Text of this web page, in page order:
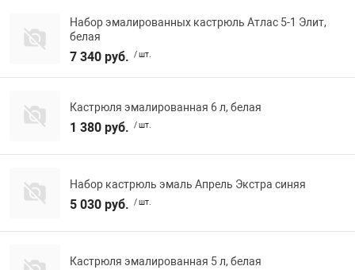
Набор эмалированных кастрюль Атлас 5-1 Элит,
белая
7 340 руб. / шт.
Кастрюля эмалированная 6 л, белая
1 380 руб. / шт.
Набор кастрюль эмаль Апрель Экстра синяя
5 030 руб. / шт.
Кастрюля эмалированная 5 л, белая